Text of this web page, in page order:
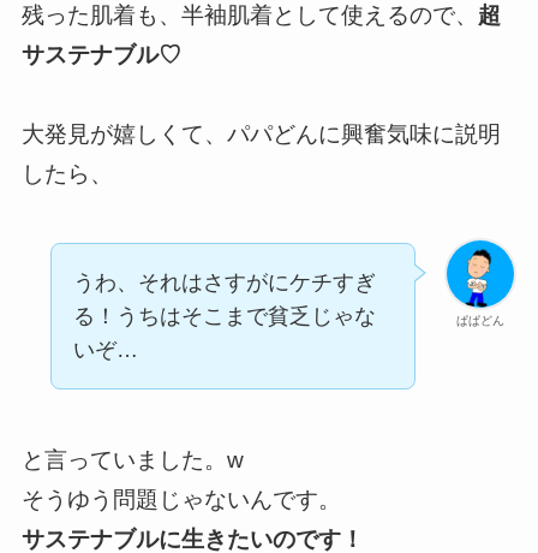
残った肌着も、半袖肌着として使えるので、 超
サステナブル♡
大発見が嬉しくて、パパどんに興奮気味に説明
したら、
ぱぱどん
うわ、それはさすがにケチすぎ
る！うちはそこまで貧乏じゃな
いぞ…
と言っていました。w
そうゆう問題じゃないんです。
サステナブルに生きたいのです！